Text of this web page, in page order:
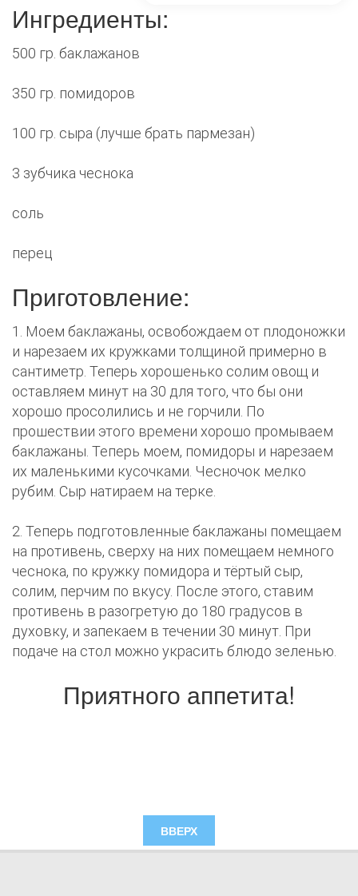
Ингредиенты:
500 гр. баклажанов
350 гр. помидоров
100 гр. сыра (лучше брать пармезан)
3 зубчика чеснока
соль
перец
Приготовление:
1. Моем баклажаны, освобождаем от плодоножки
и нарезаем их кружками толщиной примерно в
сантиметр. Теперь хорошенько солим овощ и
оставляем минут на 30 для того, что бы они
хорошо просолились и не горчили. По
прошествии этого времени хорошо промываем
баклажаны. Теперь моем, помидоры и нарезаем
их маленькими кусочками. Чесночок мелко
рубим. Сыр натираем на терке.
2. Теперь подготовленные баклажаны помещаем
на противень, сверху на них помещаем немного
чеснока, по кружку помидора и тёртый сыр,
солим, перчим по вкусу. После этого, ставим
противень в разогретую до 180 градусов в
духовку, и запекаем в течении 30 минут. При
подаче на стол можно украсить блюдо зеленью.
Приятного аппетита!
ВВЕРХ